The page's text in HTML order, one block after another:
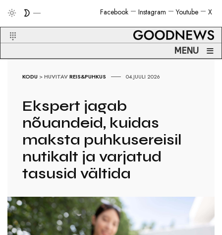
X
Youtube
Instagram
Facebook
MENU ≡
KODU >HUVITAVREIS&PUHKUS 04.JUULI 2026
Ekspert jagab
nõuandeid, kuidas
maksta puhkusereisil
nutikalt ja varjatud
tasusid vältida